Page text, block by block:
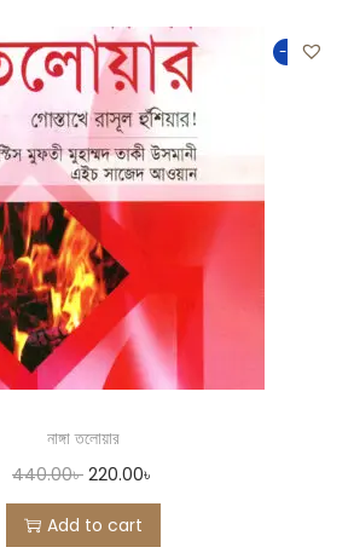
-50%
নাঙ্গা তলোয়ার
440.00৳ 220.00৳
Add to cart